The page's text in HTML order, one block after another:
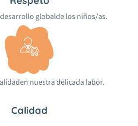
globalde los niños/as.
en nuestra delicada labor.
Calidad